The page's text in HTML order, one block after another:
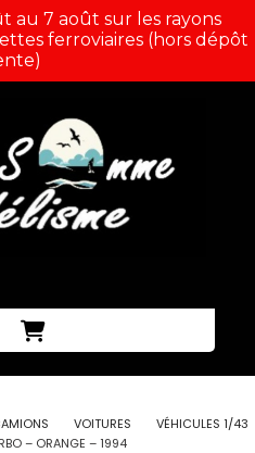
au 7 août sur les rayons
ferroviaires (hors dépôt
VOITURES
VÉHICULES 1/43
– ORANGE – 1994